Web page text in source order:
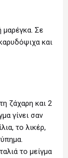
μαρέγκα. Σε
και
ζάχαρη και 2
γίνει σαν
το λικέρ,
το μείγμα